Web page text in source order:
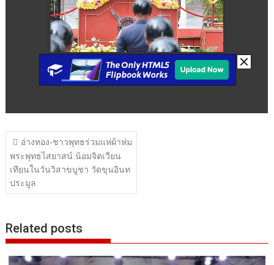
แนะแนว
เรื่อง
อ่างทอง-ชาวพุทธร่วมแห่ผ้าห่ม
พระพุทธไสยาสน์ น้อมจิตเวียน
เทียนในวันวิสาขบูชา วัดขุนอินท
ประมูล
Related posts